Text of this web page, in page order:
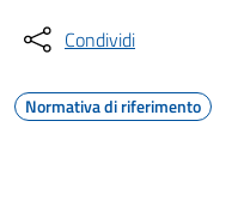
Condividi
Normativa di riferimento